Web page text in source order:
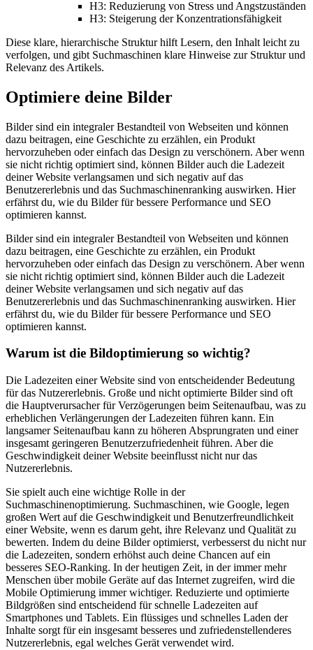
H3: Reduzierung von Stress und Angstzuständen
H3: Steigerung der Konzentrationsfähigkeit
Diese klare, hierarchische Struktur hilft Lesern, den Inhalt leicht zu
verfolgen, und gibt Suchmaschinen klare Hinweise zur Struktur und
Relevanz des Artikels.
Optimiere deine Bilder
Bilder sind ein integraler Bestandteil von Webseiten und können
dazu beitragen, eine Geschichte zu erzählen, ein Produkt
hervorzuheben oder einfach das Design zu verschönern. Aber wenn
sie nicht richtig optimiert sind, können Bilder auch die Ladezeit
deiner Website verlangsamen und sich negativ auf das
Benutzererlebnis und das Suchmaschinenranking auswirken. Hier
erfährst du, wie du Bilder für bessere Performance und SEO
optimieren kannst.
Bilder sind ein integraler Bestandteil von Webseiten und können
dazu beitragen, eine Geschichte zu erzählen, ein Produkt
hervorzuheben oder einfach das Design zu verschönern. Aber wenn
sie nicht richtig optimiert sind, können Bilder auch die Ladezeit
deiner Website verlangsamen und sich negativ auf das
Benutzererlebnis und das Suchmaschinenranking auswirken. Hier
erfährst du, wie du Bilder für bessere Performance und SEO
optimieren kannst.
Warum ist die Bildoptimierung so wichtig?
Die Ladezeiten einer Website sind von entscheidender Bedeutung
für das Nutzererlebnis. Große und nicht optimierte Bilder sind oft
die Hauptverursacher für Verzögerungen beim Seitenaufbau, was zu
erheblichen Verlängerungen der Ladezeiten führen kann. Ein
langsamer Seitenaufbau kann zu höheren Absprungraten und einer
insgesamt geringeren Benutzerzufriedenheit führen. Aber die
Geschwindigkeit deiner Website beeinflusst nicht nur das
Nutzererlebnis.
Sie spielt auch eine wichtige Rolle in der
Suchmaschinenoptimierung. Suchmaschinen, wie Google, legen
großen Wert auf die Geschwindigkeit und Benutzerfreundlichkeit
einer Website, wenn es darum geht, ihre Relevanz und Qualität zu
bewerten. Indem du deine Bilder optimierst, verbesserst du nicht nur
die Ladezeiten, sondern erhöhst auch deine Chancen auf ein
besseres SEO-Ranking. In der heutigen Zeit, in der immer mehr
Menschen über mobile Geräte auf das Internet zugreifen, wird die
Mobile Optimierung immer wichtiger. Reduzierte und optimierte
Bildgrößen sind entscheidend für schnelle Ladezeiten auf
Smartphones und Tablets. Ein flüssiges und schnelles Laden der
Inhalte sorgt für ein insgesamt besseres und zufriedenstellenderes
Nutzererlebnis, egal welches Gerät verwendet wird.